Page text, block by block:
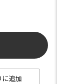
に追加